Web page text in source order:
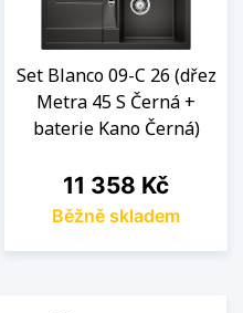
Set Blanco 09-C 26 (dřez
Metra 45 S Černá +
baterie Kano Černá)
Cena
11 358 Kč
Běžně skladem